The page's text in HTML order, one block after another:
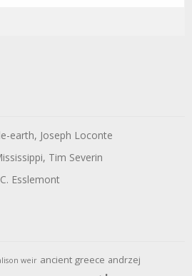
earth, Joseph Loconte
Tim Severin
Esslemont
weir ancient greece andrzej